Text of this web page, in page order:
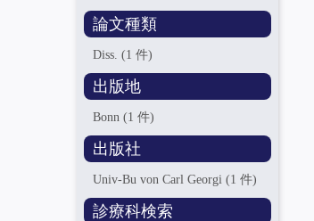
論文種類
Diss.(1 件)
出版地
Bonn(1 件)
出版社
Univ-Bu von Carl Georgi(1 件)
診療科検索